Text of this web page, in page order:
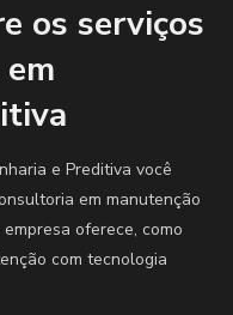
os serviços
e Preditiva você
em manutenção
oferece, como
com tecnologia